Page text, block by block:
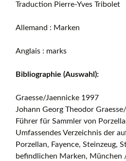
Traduction Pierre-Yves Tribolet
Allemand : Marken
Anglais : marks
Bibliographie (Auswahl):
Graesse/Jaennicke 1997
Johann Georg Theodor
Führer für Sammler von
Umfassendes Verzeichnis der
Porzellan, Fayence, Steinzeug,
befindlichen Marken, München